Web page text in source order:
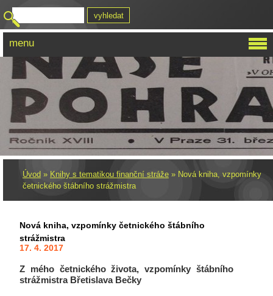
Úvod » Knihy s tematikou finanční stráže » Nová kniha, vzpomínky
četnického štábního strážmistra
Nová kniha, vzpomínky četnického štábního
strážmistra
17. 4. 2017
Z mého četnického života, vzpomínky štábního
strážmistra Břetislava Bečky
menu